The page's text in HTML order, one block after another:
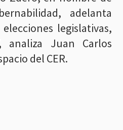
adelanta
legislativas,
analiza Juan Carlos
del CER.